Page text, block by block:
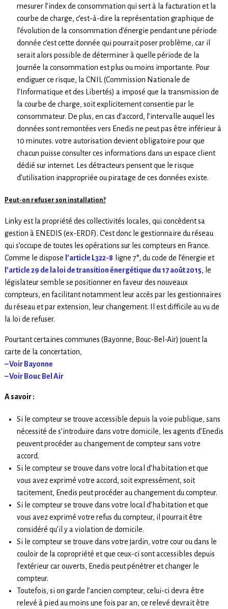
mesurer l’index de consommation qui sert à la facturation et la
courbe de charge, c’est-à-dire la représentation graphique de
l’évolution de la consommation d’énergie pendant une période
donnée c’est cette donnée qui pourrait poser problème, car il
serait alors possible de déterminer à quelle période de la
journée la consommation est plus ou moins importante. Pour
endiguer ce risque, la CNIL (Commission Nationale de
l’Informatique et des Libertés) a imposé que la transmission de
la courbe de charge, soit explicitement consentie par le
consommateur. De plus, en cas d’accord, l’intervalle auquel les
données sont remontées vers Enedis ne peut pas être inférieur à
10 minutes. votre autorisation devient obligatoire pour que
chacun puisse consulter ces informations dans un espace client
dédié sur internet. Les détracteurs pensent que le risque
d’utilisation inappropriée ou piratage de ces données existe.
Peut-on refuser son installation?
Linky est la propriété des collectivités locales, qui concèdent sa
gestion à ENEDIS (ex-ERDF). C’est donc le gestionnaire du réseau
qui s’occupe de toutes les opérations sur les compteurs en France.
Comme le dispose l’article L322-8
ligne 7°, du code de l’énergie et
l’article 29 de la loi de transition énergétique du 17 août 2015, le
législateur semble se positionner en faveur des nouveaux
compteurs, en facilitant notamment leur accès par les gestionnaires
du réseau et par extension, leur changement. Il est difficile au vu de
la loi de refuser.
Pourtant certaines communes (Bayonne, Bouc-Bel-Air) jouent la
carte de la concertation,
– Voir Bayonne
– Voir Bouc Bel Air
A savoir :
Si le compteur se trouve accessible depuis la voie publique, sans
nécessité de s’introduire dans votre domicile, les agents d’Enedis
peuvent procéder au changement de compteur sans votre
accord.
Si le compteur se trouve dans votre local d’habitation et que
vous avez exprimé votre accord, soit expressément, soit
tacitement, Enedis peut procéder au changement du compteur.
Si le compteur se trouve dans votre local d’habitation et que
vous avez exprimé votre refus du compteur, il pourrait être
considéré qu’il y a violation de domicile.
Si le compteur se trouve dans votre jardin, votre cour ou dans le
couloir de la copropriété et que ceux-ci sont accessibles depuis
l’extérieur car ouverts, Enedis peut pénétrer et changer le
compteur.
Toutefois, si on garde l’ancien compteur, celui-ci devra être
relevé à pied au moins une fois par an, ce relevé devrait être